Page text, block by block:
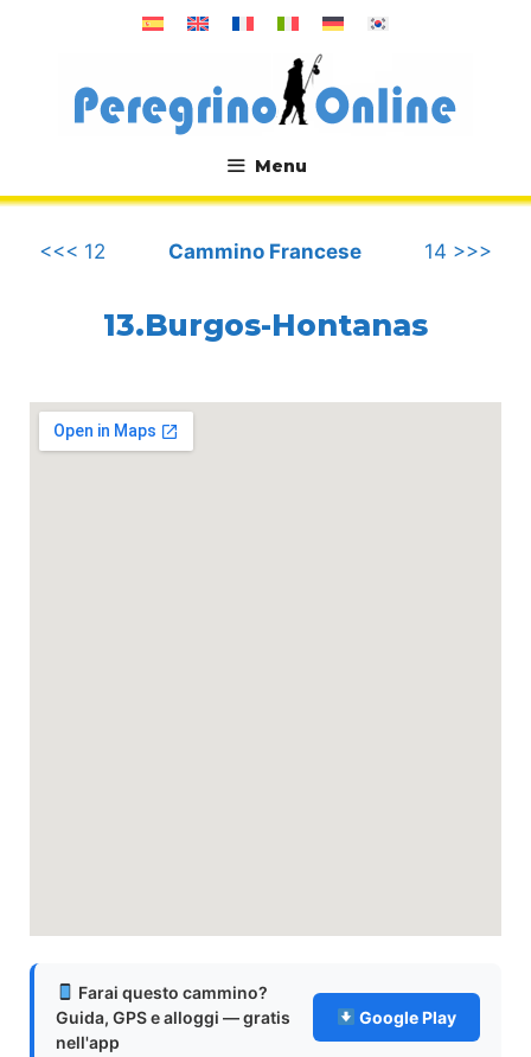
Menu
.
<<< 12
Cammino Francese 14 >>>
13.Burgos-Hontanas
Farai questo cammino?
Guida, GPS e alloggi — gratis
nell'app
Google Play